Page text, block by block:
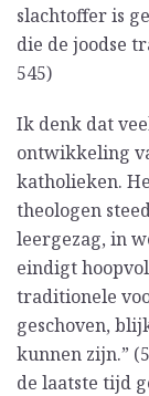
slachtoffer is
die de joodse
545)
Ik denk dat
ontwikkeling
katholieken.
theologen
leergezag, in
eindigt
traditionele
geschoven,
kunnen zijn.”
de laatste tijd